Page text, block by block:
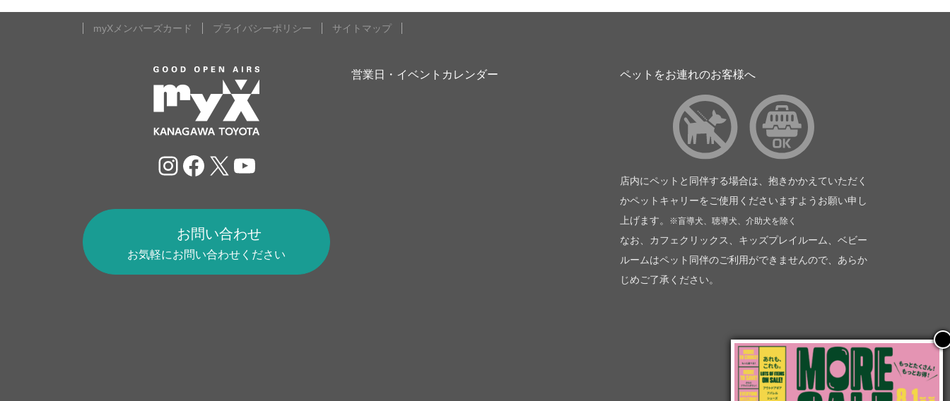
myXメンバーズカード プライバシーポリシー サイトマップ
Instagram
Facebook
X YouTube
お問い合わせ
お気軽にお問い合わせください
営業日・イベントカレンダー ペットをお連れのお客様へ
店内にペットと同伴する場合は、抱きかかえていただく
かペットキャリーをご使用くださいますようお願い申し
上げます。
※盲導犬、聴導犬、介助犬を除く
なお、カフェクリックス、キッズプレイルーム、ベビー
ルームはペット同伴のご利用ができませんので、あらか
じめご了承ください。